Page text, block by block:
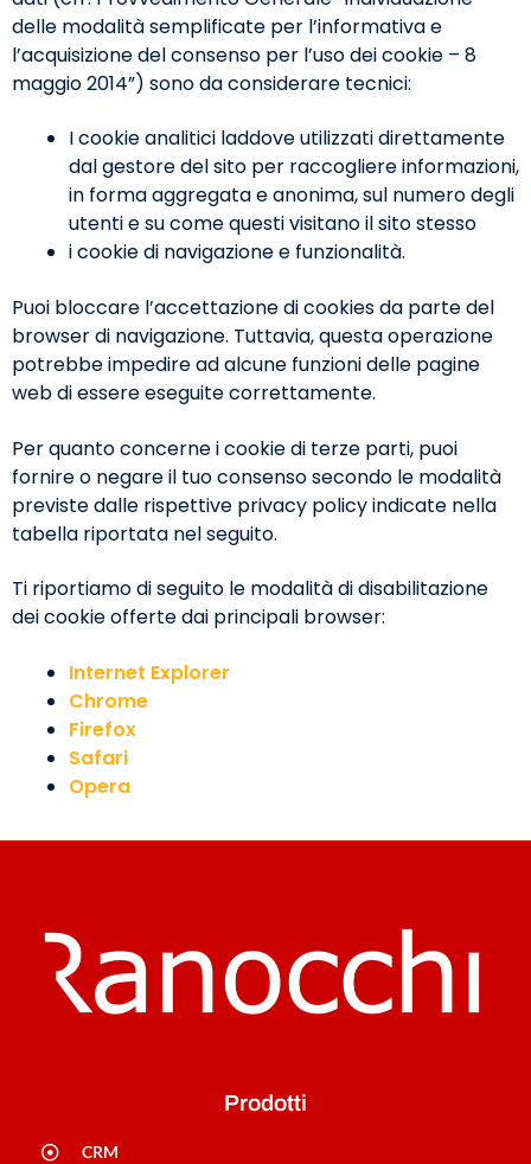
delle modalità semplificate per l’informativa e
l’acquisizione del consenso per l’uso dei cookie – 8
maggio 2014”) sono da considerare tecnici:
I cookie analitici laddove utilizzati direttamente
dal gestore del sito per raccogliere informazioni,
in forma aggregata e anonima, sul numero degli
utenti e su come questi visitano il sito stesso
i cookie di navigazione e funzionalità.
Puoi bloccare l’accettazione di cookies da parte del
browser di navigazione. Tuttavia, questa operazione
potrebbe impedire ad alcune funzioni delle pagine
web di essere eseguite correttamente.
Per quanto concerne i cookie di terze parti, puoi
fornire o negare il tuo consenso secondo le modalità
previste dalle rispettive privacy policy indicate nella
tabella riportata nel seguito.
Ti riportiamo di seguito le modalità di disabilitazione
dei cookie offerte dai principali browser:
Internet Explorer
Chrome
Firefox
Safari
Opera
Prodotti
CRM